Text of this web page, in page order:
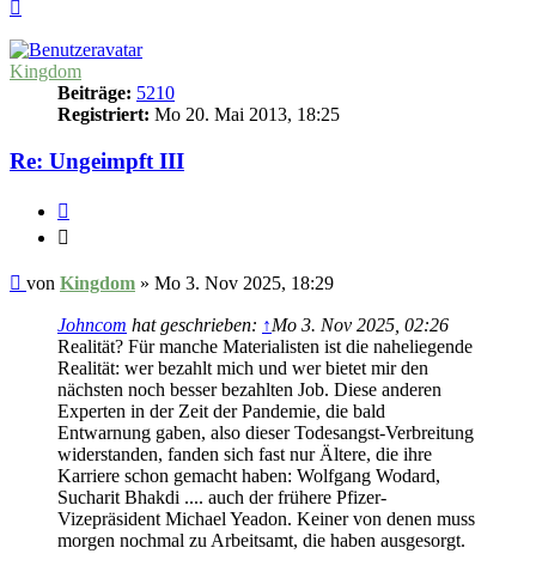
Kingdom
Beiträge: 5210
Registriert: Mo 20. Mai 2013, 18:25
Re: Ungeimpft III
Beitrag
von Kingdom » Mo 3. Nov 2025, 18:29
Johncom hat geschrieben: ↑Mo 3. Nov 2025, 02:26
Realität? Für manche Materialisten ist die naheliegende
Realität: wer bezahlt mich und wer bietet mir den
nächsten noch besser bezahlten Job. Diese anderen
Experten in der Zeit der Pandemie, die bald
Entwarnung gaben, also dieser Todesangst-Verbreitung
widerstanden, fanden sich fast nur Ältere, die ihre
Karriere schon gemacht haben: Wolfgang Wodard,
Sucharit Bhakdi .... auch der frühere Pfizer-
Vizepräsident Michael Yeadon. Keiner von denen muss
morgen nochmal zu Arbeitsamt, die haben ausgesorgt.